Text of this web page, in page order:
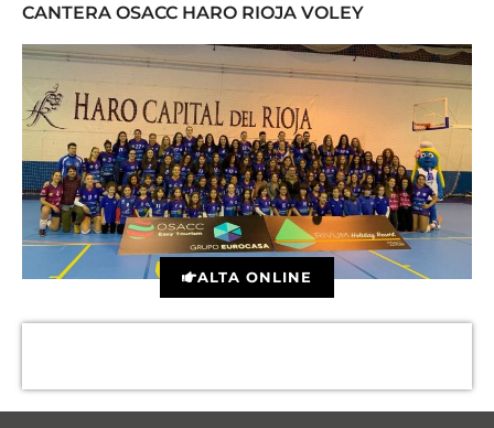
CANTERA OSACC HARO RIOJA VOLEY
ALTA ONLINE